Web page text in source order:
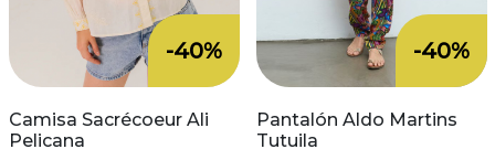
-40%
Camisa Sacrécoeur Ali
Pelicana
-40%
Pantalón Aldo Martins
Tutuila